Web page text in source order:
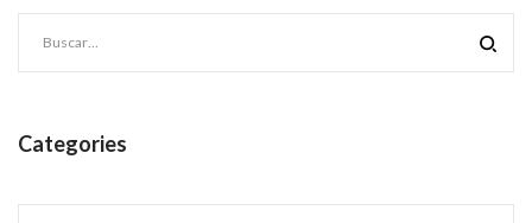
Categories
Categories